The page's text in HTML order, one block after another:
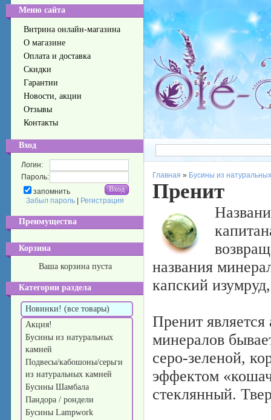
Меню сайта
Витрина онлайн-магазина
О магазине
Оплата и доставка
Скидки
Гарантии
Новости, акции
Отзывы
Контакты
Вход
Логин:
Пароль:
запомнить
Забыл пароль
Регистрация
Преимущества
Корзина
Ваша корзина пуста
Категории раздела
Новинки! (все товары)
Акция!
Бусины из натуральных
камней
Подвесы/кабошоны/серьги
из натуральных камней
Бусины Шамбала
Пандора / рондели
Бусины Lampwork
Главная » Бусины из
Пренит
названия
капский
Пренит
минералов
серо-зеленой,
эффектом
стеклянный.